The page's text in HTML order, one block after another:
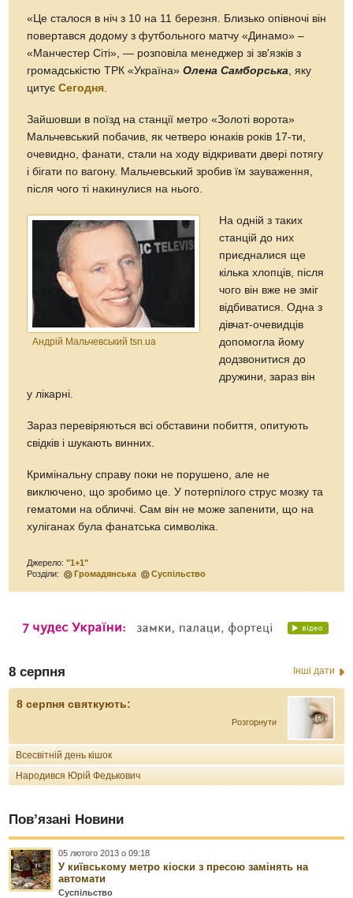
«Це сталося в ніч з 10 на 11 березня. Близько опівночі він
повертався додому з футбольного матчу «Динамо» –
«Манчестер Сіті», — розповіла менеджер зі зв'язків з
громадськістю ТРК «Україна»Олена Самборська , яку
цитуєСегодня
Зайшовши в поїзд на станції метро «Золоті ворота»
Мальчевський побачив, як четверо юнаків років 17-ти,
очевидно, фанати, стали на ходу відкривати двері потягу
і бігати по вагону. Мальчевський зробив їм зауваження,
після чого ті накинулися на нього.
Андрій Мальчевський tsn.ua
На одній з таких
станцій до них
приєдналися ще
кілька хлопців, після
чого він вже не зміг
відбиватися. Одна з
дівчат-очевидців
допомогла йому
додзвонитися до
дружини, зараз він
у лікарні.
Зараз перевіряються всі обставини побиття, опитують
свідків і шукають винних.
Кримінальну справу поки не порушено, але не
виключено, що зробимо це. У потерпілого струс мозку та
гематоми на обличчі. Сам він не може запенити, що на
хуліганах була фанатська символіка.
Джерело:"1+1"
Розділи:
Громадянська Суспільство
8 серпня Інші дати
8 серпня святкують:
Розгорнути
Всесвітній день кішок
Народився Юрій Федькович
Пов’язані Новини
05 лютого 2013 о 09:18
У київському метро кіоски з пресою замінять на
автомати
Суспільство